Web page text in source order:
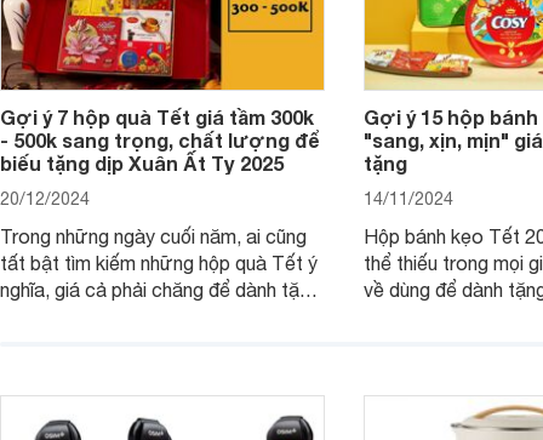
Gợi ý 7 hộp quà Tết giá tầm 300k
- 500k sang trọng, chất lượng để
biếu tặng dịp Xuân Ất Tỵ 2025
20/12/2024
Trong những ngày cuối năm, ai cũng
tất bật tìm kiếm những hộp quà Tết ý
nghĩa, giá cả phải chăng để dành tặng
- 500k đẹp mắt nhé.
Gợi ý 15 hộp
"sang, xịn, mịn"
tặng
14/11/2024
Hộp bánh kẹo Tết
thể thiếu trong mọi
về dùng để dành
2025 mới vừa sang,
mua sắm cuối năm.